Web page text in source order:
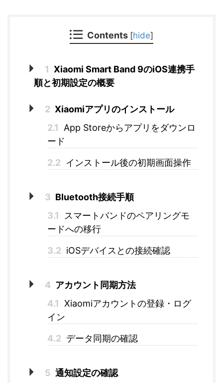
Contents [hide]
1 Xiaomi Smart Band 9のiOS連携手
順と初期設定の概要
2 Xiaomiアプリのインストール
2.1
App Storeからアプリをダウンロ
ード
2.2 インストール後の初期画面操作
3 Bluetooth接続手順
3.1
スマートバンドのペアリングモ
ードへの移行
3.2 iOSデバイスとの接続確認
4 アカウント同期方法
4.1 Xiaomiアカウントの登録・ログ
イン
4.2 データ同期の確認
5 通知設定の確認